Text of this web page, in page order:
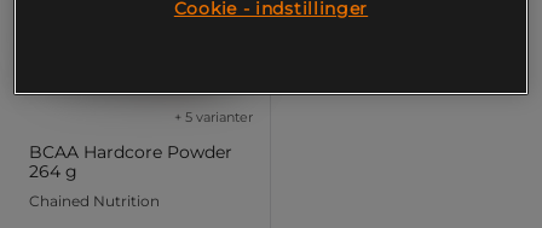
BCAA Hardcore Powder
264 g
+ 5 varianter
Chained Nutrition
Cookie - indstillinger